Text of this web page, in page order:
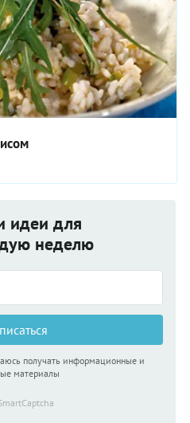
идеи для
неделю
получать информационные и
материалы